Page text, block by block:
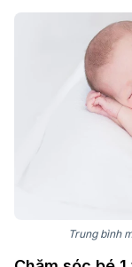
Trung bình